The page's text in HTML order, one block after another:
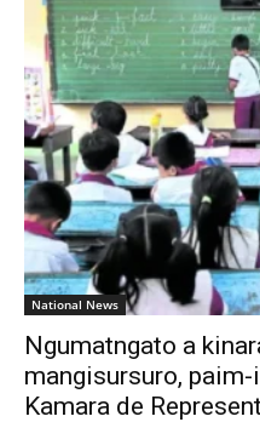
National News
Ngumatngato a
mangisursuro,
Kamara de